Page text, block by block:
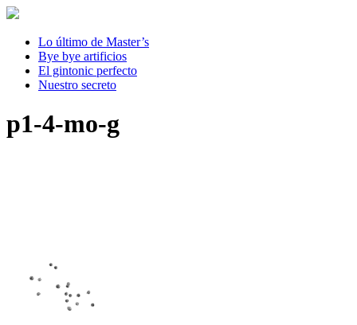
Lo último de Master’s
Bye bye artificios
El gintonic perfecto
Nuestro secreto
p1-4-mo-g